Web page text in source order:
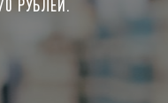
РУБЛЕЙ.